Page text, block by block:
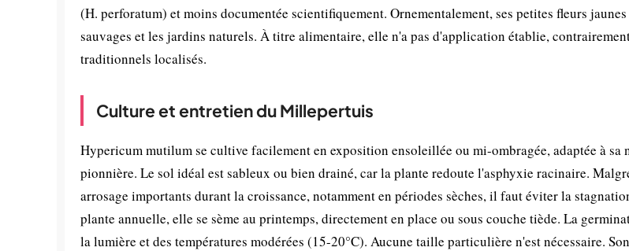
(H. perforatum) et moins documentée scientifiquement. Ornementalement, ses petites fleurs jaunes
sauvages et les jardins naturels. À titre alimentaire, elle n'a pas d'application établie,
traditionnels localisés.
Culture et entretien du Millepertuis
Hypericum mutilum se cultive facilement en exposition ensoleillée ou mi-ombragée, adaptée à sa
pionnière. Le sol idéal est sableux ou bien drainé, car la plante redoute l'asphyxie racinaire.
arrosage importants durant la croissance, notamment en périodes sèches, il faut éviter la
plante annuelle, elle se sème au printemps, directement en place ou sous couche tiède. La
la lumière et des températures modérées (15-20°C). Aucune taille particulière n'est nécessaire.